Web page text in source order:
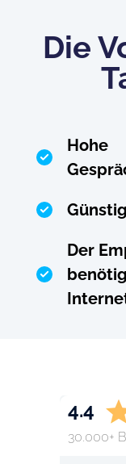
Die
Hohe
Der
4.4
30.000+